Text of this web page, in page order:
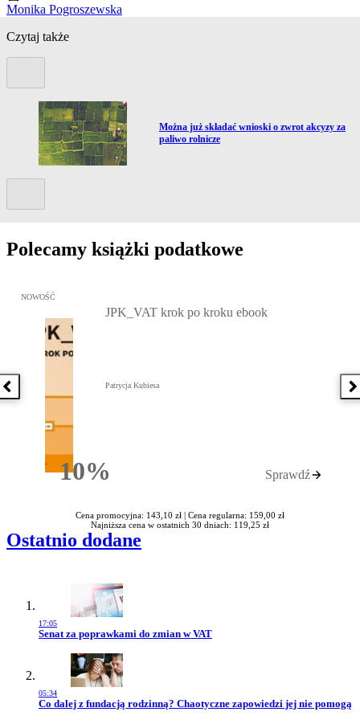
Monika Pogroszewska
Czytaj także
Przejdź do artykułu:
Można już składać wnioski o zwrot akcyzy za
paliwo rolnicze
Polecamy książki podatkowe
Poprzednia książka
Przejdź do: JPK_VAT krok po kroku ebook, Patrycja Kubiesa -
NOWOŚĆ
10%Rabatu
JPK_VAT krok po kroku ebook
Patrycja Kubiesa
Sprawdź
Cena promocyjna: 143,10 zł | Cena regularna: 159,00 zł
Najniższa cena w ostatnich 30 dniach: 119,25 zł
Ostatnio dodane
17:05
Przejdź do artykułu:
Senat za poprawkami do zmian w VAT
05:34
Przejdź do artykułu:
Co dalej z fundacją rodzinną? Chaotyczne zapowiedzi jej nie pomogą